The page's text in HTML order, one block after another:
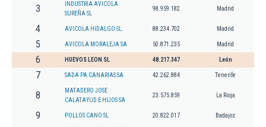
3
INDUSTRIA AVICOLA
SUREÑA SL
98.959.182 Madrid
4 AVICOLA HIDALGO SL. 88.234.702 Madrid
5 AVICOLA MORALEJA SA 50.871.235 Madrid
6 HUEVOS LEON SL 48.217.347 León
7 SADA PA CANARIAS SA 42.262.884 Tenerife
8
MATADERO JOSE
CALATAYUD E HIJOS SA
23.575.859 La Rioja
9 POLLOS CANO SL 20.822.017 Badajoz